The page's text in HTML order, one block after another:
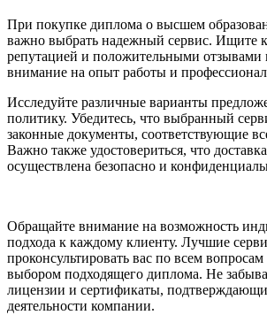
При покупке диплома о высшем
важно выбрать надежный сервис.​ Ищите
репутацией и положительными отзывами
внимание на опыт работы и
Исследуйте различные варианты
политику.​ Убедитесь, что выбранный
законные документы, соответствующие
Важно также удостовериться, что
осуществлена безопасно и
Обращайте внимание на возможность
подхода к каждому клиенту.​ Лучшие
проконсультировать вас по всем
выбором подходящего диплома.​ Не
лицензии и сертификаты,
деятельности компании.​